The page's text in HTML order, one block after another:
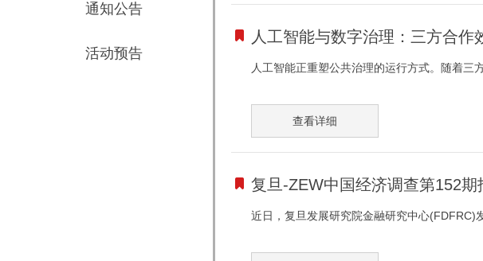
通知公告
活动预告
人工智能与数字治理：三方合
人工智能正重塑公共治理的运行方式。随着三
查看详细
复旦-ZEW中国经济调查第152
近日，复旦发展研究院金融研究中心(FDFRC)